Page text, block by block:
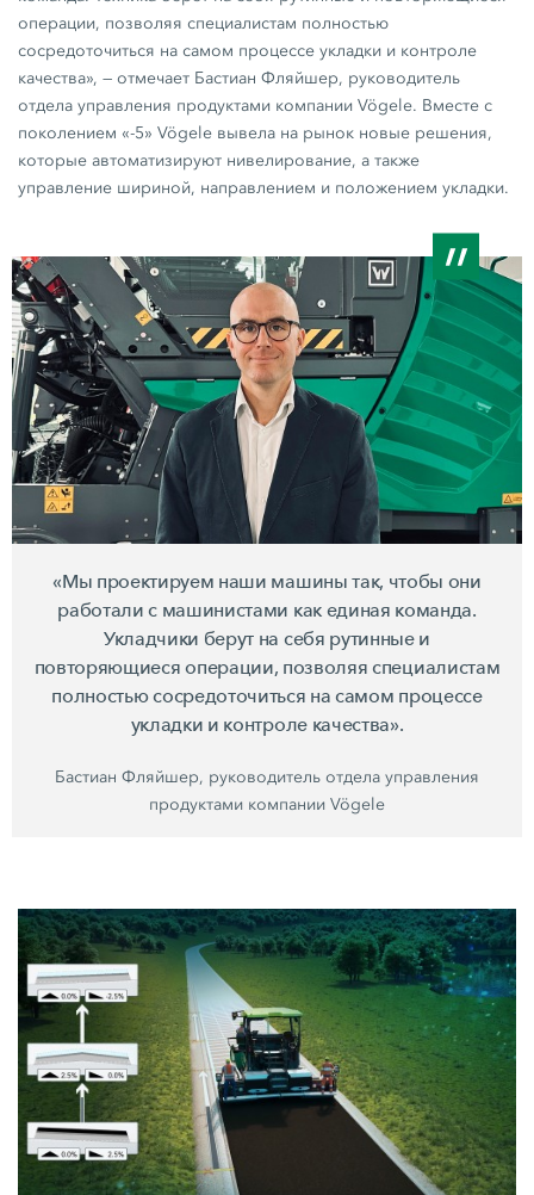
операции, позволяя специалистам полностью
сосредоточиться на самом процессе укладки и контроле
качества», — отмечает Бастиан Фляйшер, руководитель
отдела управления продуктами компании Vögele. Вместе с
поколением «-5» Vögele вывела на рынок новые решения,
которые автоматизируют нивелирование, а также
управление шириной, направлением и положением укладки.
«Мы проектируем наши машины так, чтобы они
работали с машинистами как единая команда.
Укладчики берут на себя рутинные и
повторяющиеся операции, позволяя специалистам
полностью сосредоточиться на самом процессе
укладки и контроле качества».
Бастиан Фляйшер, руководитель отдела управления
продуктами компании Vögele